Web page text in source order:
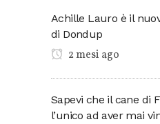
Achille Lauro è il
di Dondup
2 mesi ago
Sapevi che il cane di
l’unico ad aver mai